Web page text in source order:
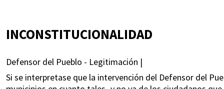
INCONSTITUCIONALIDAD
Defensor del Pueblo - Legitimación |
Si se interpretase que la intervención del Defensor del